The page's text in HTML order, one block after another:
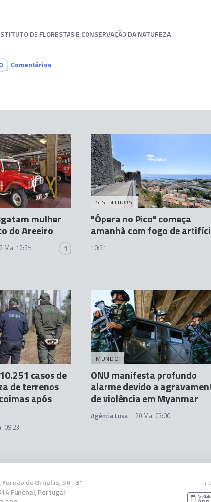
DE FLORESTAS E CONSERVAÇÃO DA NATUREZA
0 Comentários
mulher
do Areeiro
Mai 12:35 1
5 SENTIDOS
"Ópera no Pico" começa
amanhã com fogo de
10:31
casos de
de terrenos
após
09:23
MUNDO
ONU manifesta profundo
alarme devido a
de violência em Myanmar
Agência Lusa 20 Mai 03:00
Fernão de Ornelas, 56 - 3º
Funchal, Portugal